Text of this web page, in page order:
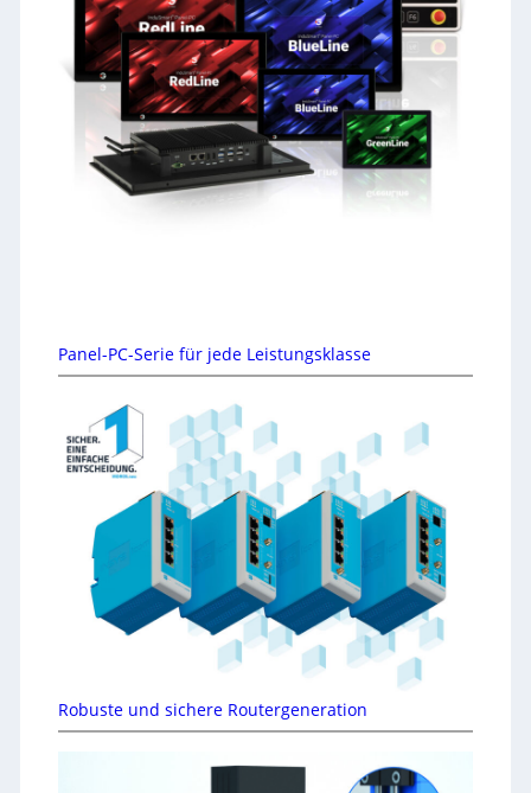
Panel-PC-Serie für jede Leistungsklasse
Robuste und sichere Routergeneration